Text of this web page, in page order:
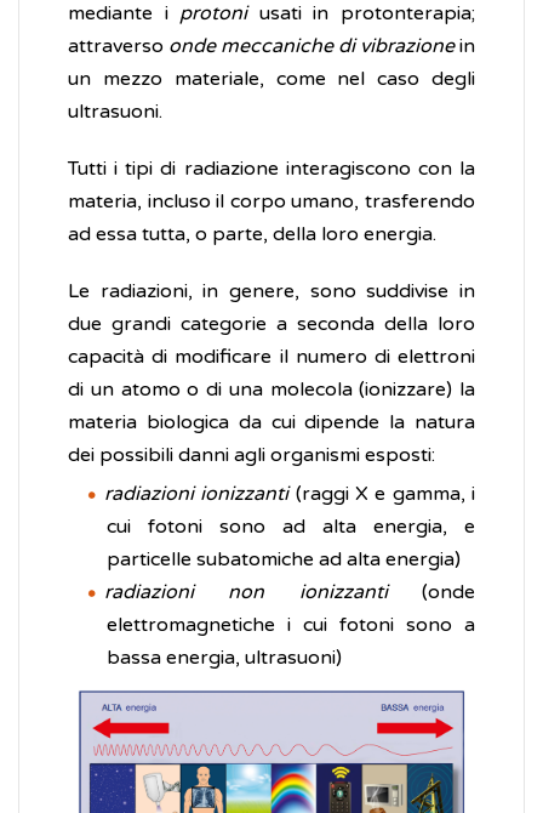
mediante i protoni usati in protonterapia;
attraverso onde meccaniche di vibrazionein
un mezzo materiale, come nel caso degli
ultrasuoni.
Tutti i tipi di radiazione interagiscono con la
materia, incluso il corpo umano, trasferendo
ad essa tutta, o parte, della loro energia.
Le radiazioni, in genere, sono suddivise in
due grandi categorie a seconda della loro
capacità di modificare il numero di elettroni
di un atomo o di una molecola (ionizzare) la
materia biologica da cui dipende la natura
dei possibili danni agli organismi esposti:
radiazioni ionizzanti(raggi X e gamma, i
cui fotoni sono ad alta energia, e
particelle subatomiche ad alta energia)
radiazioni non ionizzanti(onde
elettromagnetiche i cui fotoni sono a
bassa energia, ultrasuoni)